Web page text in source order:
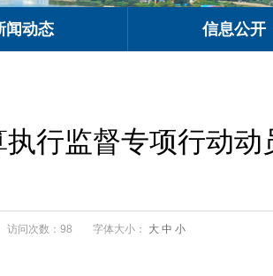
闻动态 信息公开
行监督专项行动动
访问次数：98 字体大小： 大 中 小